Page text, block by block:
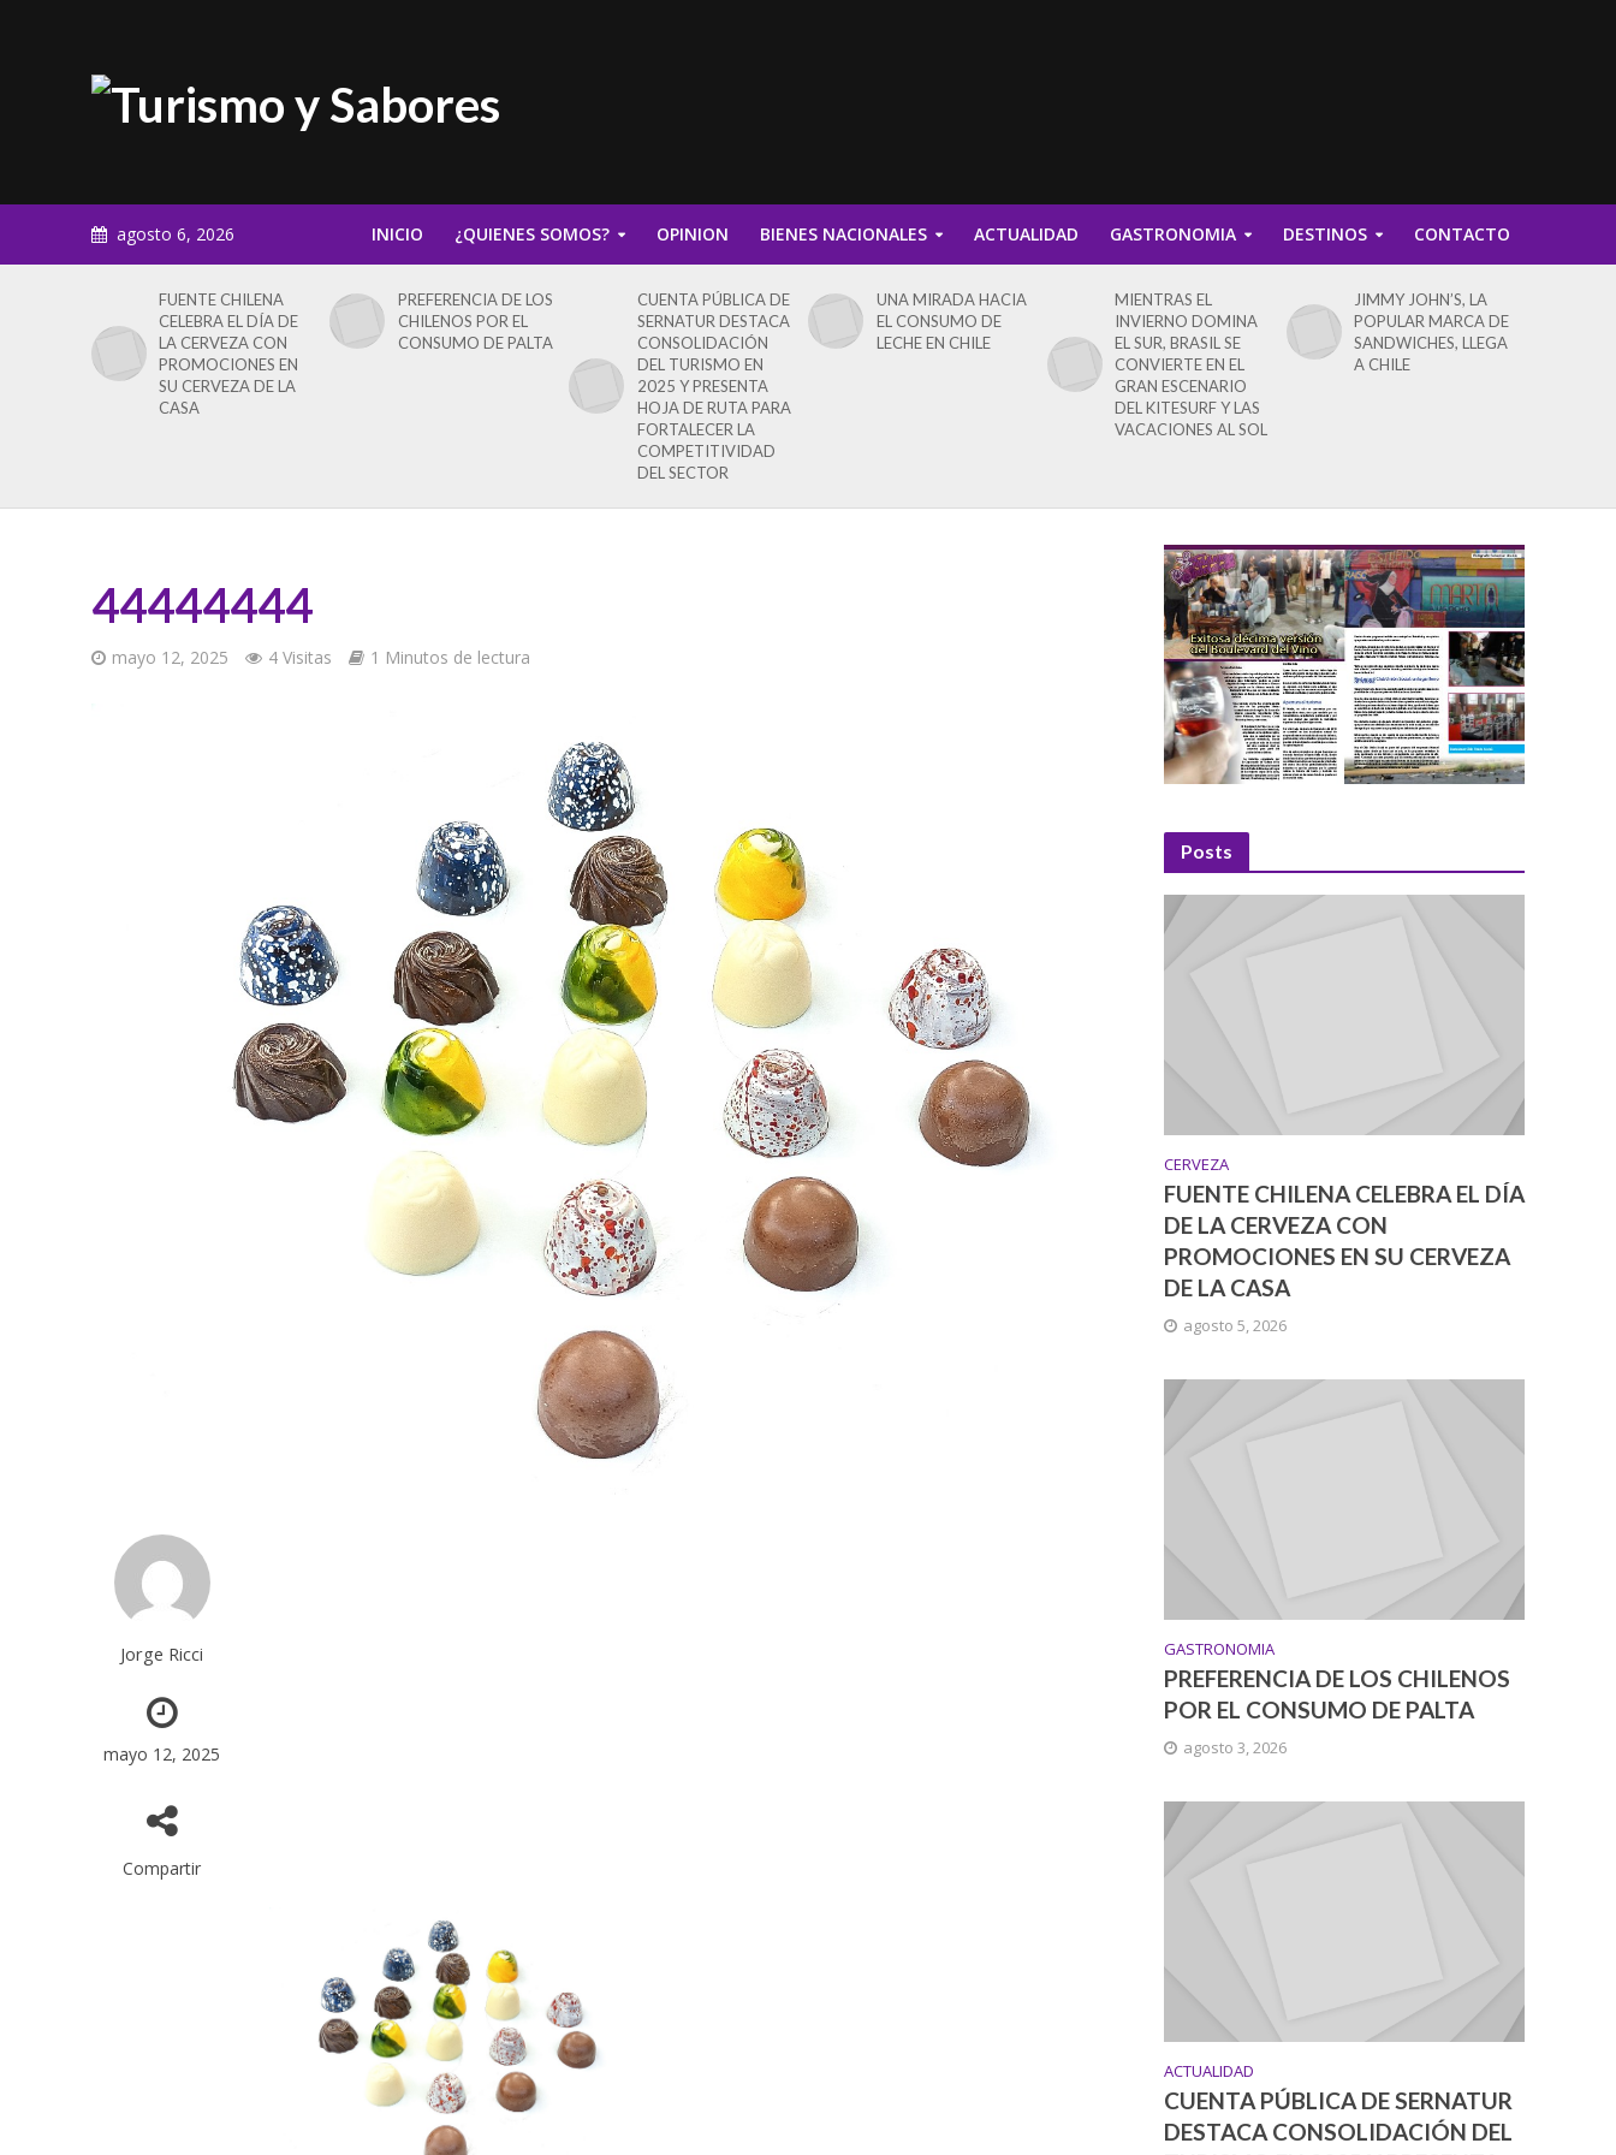
agosto 6, 2026 INICIO ¿QUIENES SOMOS? OPINION BIENES NACIONALES ACTUALIDAD GASTRONOMIA DESTINOS CONTACTO
FUENTE CHILENA
CELEBRA EL DÍA DE
LA CERVEZA CON
PROMOCIONES EN
SU CERVEZA DE LA
CASA
PREFERENCIA DE LOS
CHILENOS POR EL
CONSUMO DE PALTA
CUENTA PÚBLICA DE
SERNATUR DESTACA
CONSOLIDACIÓN
DEL TURISMO EN
2025 Y PRESENTA
HOJA DE RUTA PARA
FORTALECER LA
COMPETITIVIDAD
DEL SECTOR
UNA MIRADA HACIA
EL CONSUMO DE
LECHE EN CHILE
MIENTRAS EL
INVIERNO DOMINA
EL SUR, BRASIL SE
CONVIERTE EN EL
GRAN ESCENARIO
DEL KITESURF Y LAS
VACACIONES AL SOL
JIMMY JOHN’S, LA
POPULAR MARCA DE
SANDWICHES, LLEGA
A CHILE
44444444
mayo 12, 2025 4 Visitas 1 Minutos de lectura
Jorge Ricci
mayo 12, 2025
Compartir
Posts
CERVEZA
FUENTE CHILENA CELEBRA EL DÍA
DE LA CERVEZA CON
PROMOCIONES EN SU CERVEZA
DE LA CASA
agosto 5, 2026
GASTRONOMIA
PREFERENCIA DE LOS CHILENOS
POR EL CONSUMO DE PALTA
agosto 3, 2026
ACTUALIDAD
CUENTA PÚBLICA DE SERNATUR
DESTACA CONSOLIDACIÓN DEL